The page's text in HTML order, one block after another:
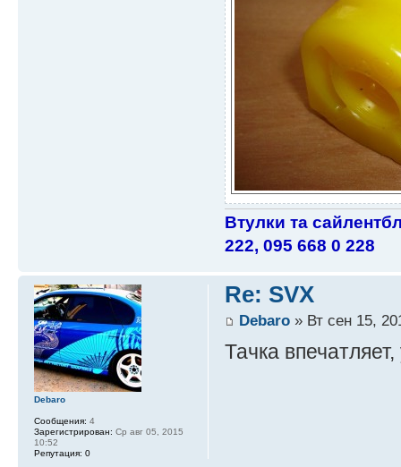
Втулки та
222, 095 668 0 228
Re: SVX
Debaro» Вт сен 15,
Тачка
Debaro
Сообщения: 4
Зарегистрирован: Ср авг 05, 2015
10:52
Репутация: 0